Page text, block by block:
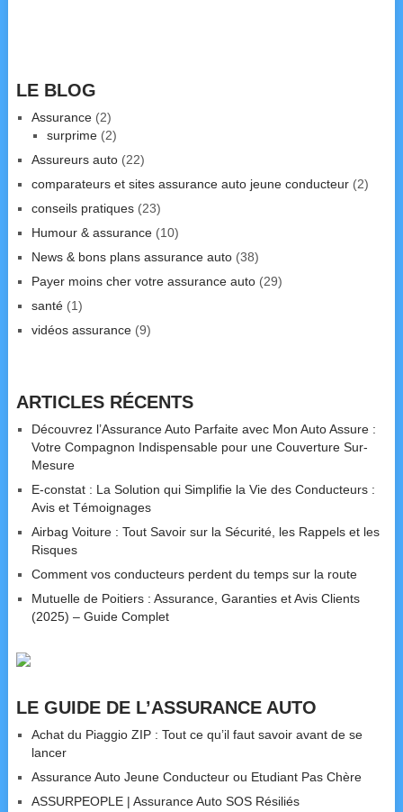
LE BLOG
Assurance(2)
surprime(2)
Assureurs auto(22)
comparateurs et sites assurance auto jeune conducteur(2)
conseils pratiques(23)
Humour & assurance(10)
News & bons plans assurance auto(38)
Payer moins cher votre assurance auto(29)
santé(1)
vidéos assurance(9)
ARTICLES RÉCENTS
Découvrez l’Assurance Auto Parfaite avec Mon Auto Assure :
Votre Compagnon Indispensable pour une Couverture Sur-
Mesure
E-constat : La Solution qui Simplifie la Vie des Conducteurs :
Avis et Témoignages
Airbag Voiture : Tout Savoir sur la Sécurité, les Rappels et les
Risques
Comment vos conducteurs perdent du temps sur la route
Mutuelle de Poitiers : Assurance, Garanties et Avis Clients
(2025) – Guide Complet
LE GUIDE DE L’ASSURANCE AUTO
Achat du Piaggio ZIP : Tout ce qu’il faut savoir avant de se
lancer
Assurance Auto Jeune Conducteur ou Etudiant Pas Chère
ASSURPEOPLE | Assurance Auto SOS Résiliés